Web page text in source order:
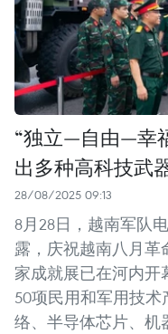
“独立—自由—幸
出多种高科技武
28/08/2025 09:13
8月28日，越南军队
露，庆祝越南八月革
家成就展已在河内开
50项民用和军用技
络、半导体芯片、机